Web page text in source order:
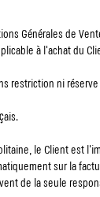
Générales de
à l'achat du
restriction ni
le Client est
sur la
de la seule